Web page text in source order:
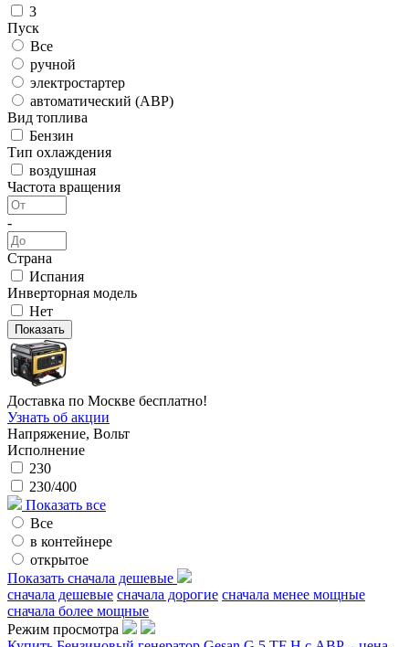
3
Пуск
Все
ручной
электростартер
автоматический (АВР)
Вид топлива
Бензин
Тип охлаждения
воздушная
Частота вращения
-
Страна
Испания
Инверторная модель
Нет
Доставка по Москве бесплатно!
Узнать об акции
Напряжение, Вольт
Исполнение
230
230/400
Показать все
Все
в контейнере
открытое
Показать сначала дешевые
сначала дешевые сначала дорогие сначала менее мощные
сначала более мощные
Режим просмотра